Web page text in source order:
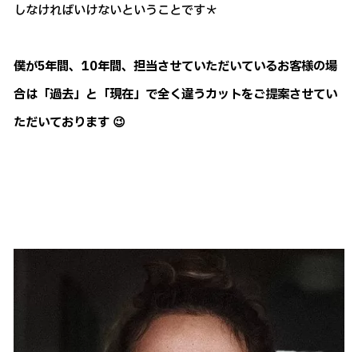
しなければいけないということです＊
僕が5年間、10年間、担当させていただいているお客様の場
合は「過去」と「現在」で全く違うカットをご提案させてい
ただいております 😉